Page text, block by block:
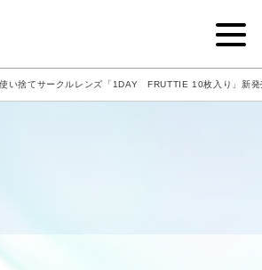
い捨てサークルレンズ「1DAY FRUTTIE 10枚入り」新